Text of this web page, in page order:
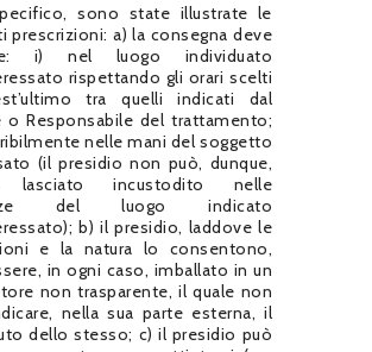
sono state illustrate le
prescrizioni: a) la consegna deve
i) nel luogo individuato
rispettando gli orari scelti
tra quelli indicati dal
o Responsabile del trattamento;
nelle mani del soggetto
(il presidio non può, dunque,
lasciato incustodito nelle
del luogo indicato
b) il presidio, laddove le
e la natura lo consentono,
in ogni caso, imballato in un
non trasparente, il quale non
nella sua parte esterna, il
dello stesso; c) il presidio può